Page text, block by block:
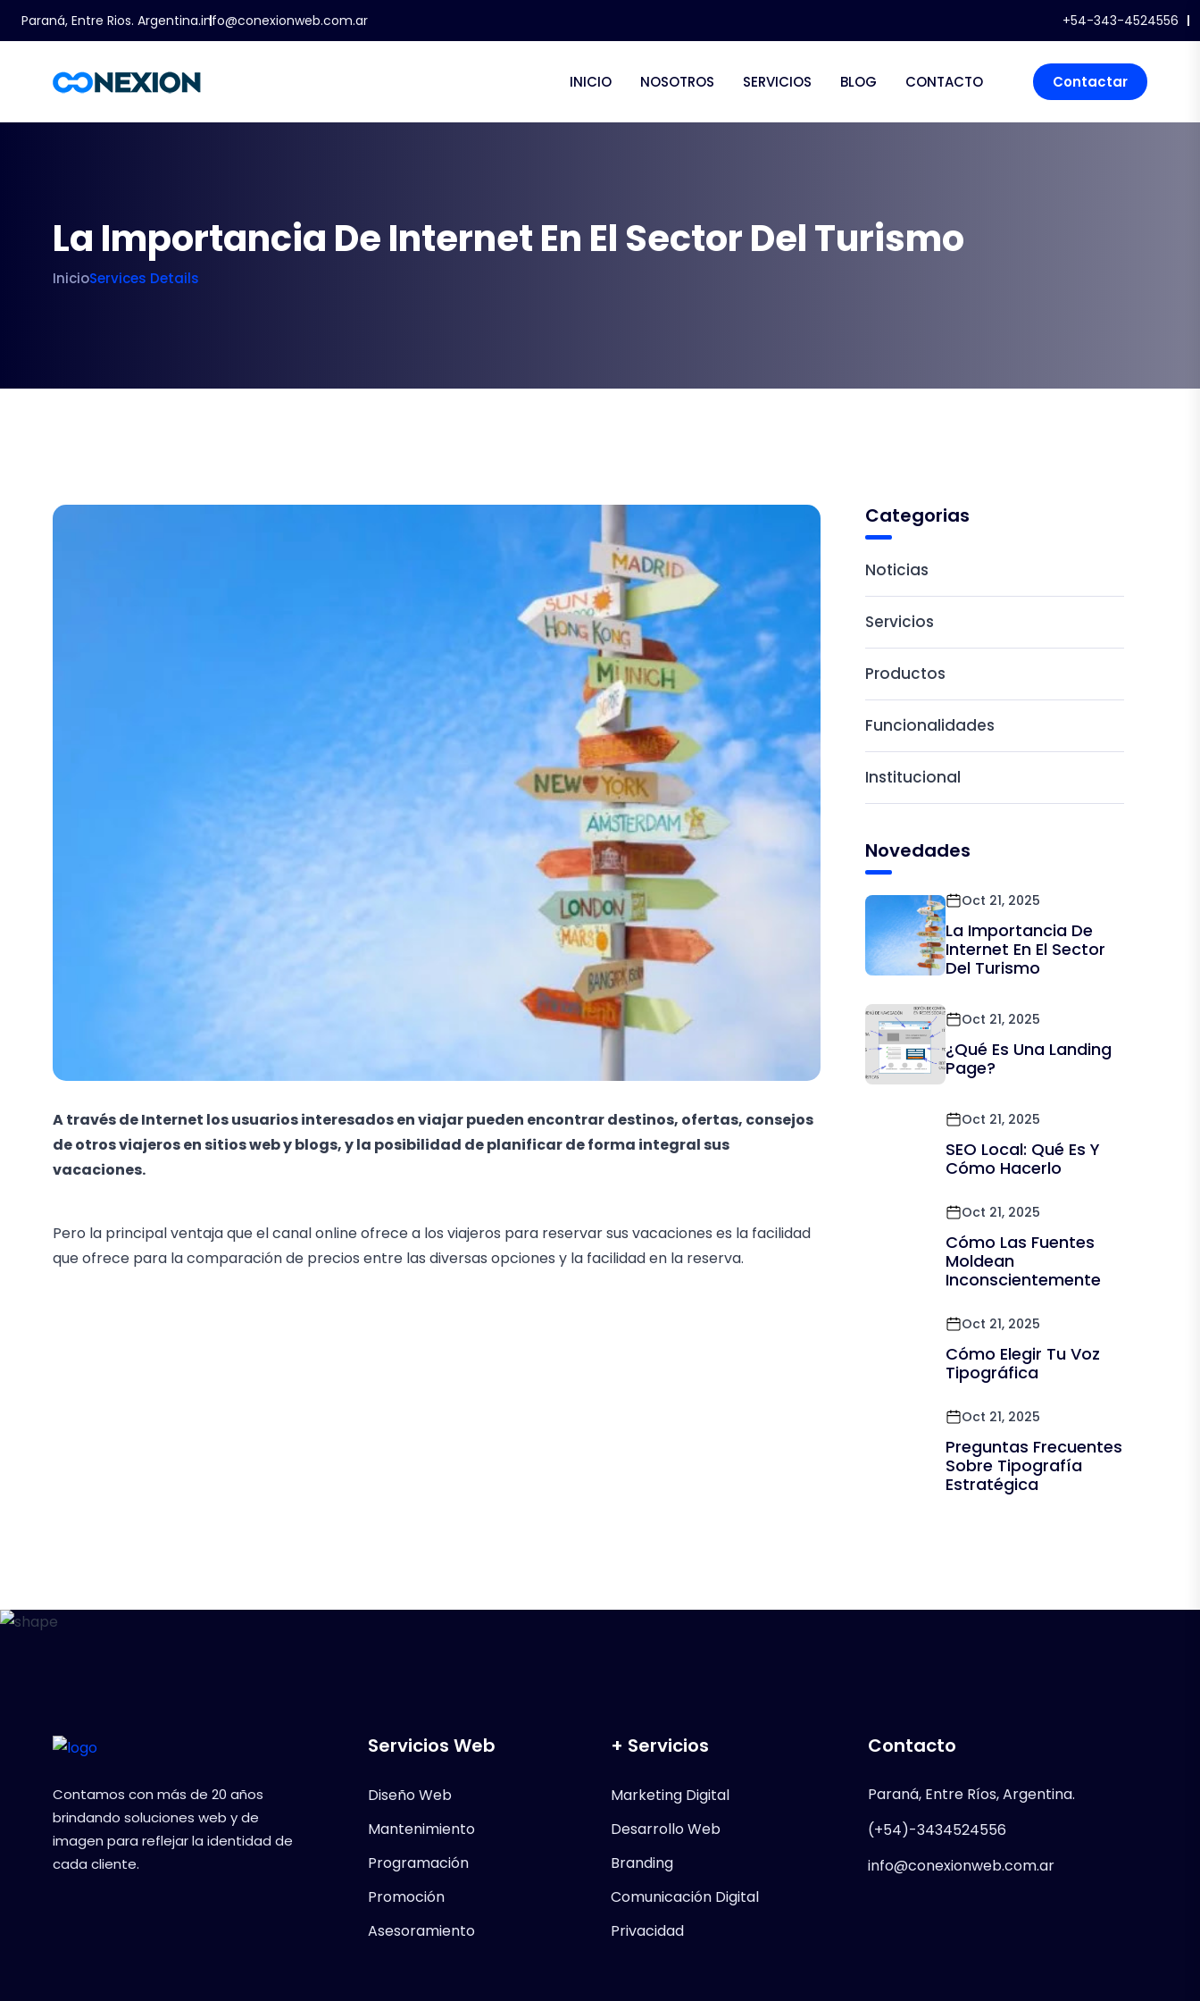
Paraná, Entre Rios. Argentina.info@conexionweb.com.ar +54-343-4524556
INICIO NOSOTROS SERVICIOS BLOG CONTACTO Contactar
La Importancia De Internet En El Sector Del Turismo
InicioServices Details
A través de Internet los usuarios interesados en viajar pueden encontrar destinos, ofertas, consejos
de otros viajeros en sitios web y blogs, y la posibilidad de planificar de forma integral sus
vacaciones.
Pero la principal ventaja que el canal online ofrece a los viajeros para reservar sus vacaciones es la facilidad
que ofrece para la comparación de precios entre las diversas opciones y la facilidad en la reserva.
Categorias
Noticias
Servicios
Productos
Funcionalidades
Institucional
Novedades
Oct 21, 2025
La Importancia De
Internet En El Sector
Del Turismo
Oct 21, 2025
¿Qué Es Una Landing
Page?
Oct 21, 2025
SEO Local: Qué Es Y
Cómo Hacerlo
Oct 21, 2025
Cómo Las Fuentes
Moldean
Inconscientemente
Oct 21, 2025
Cómo Elegir Tu Voz
Tipográfica
Oct 21, 2025
Preguntas Frecuentes
Sobre Tipografía
Estratégica
Contamos con más de 20 años
brindando soluciones web y de
imagen para reflejar la identidad de
cada cliente.
Servicios Web
Diseño Web
Mantenimiento
Programación
Promoción
Asesoramiento
+ Servicios
Marketing Digital
Desarrollo Web
Branding
Comunicación Digital
Privacidad
Contacto
Paraná, Entre Ríos, Argentina.
(+54)-3434524556
info@conexionweb.com.ar